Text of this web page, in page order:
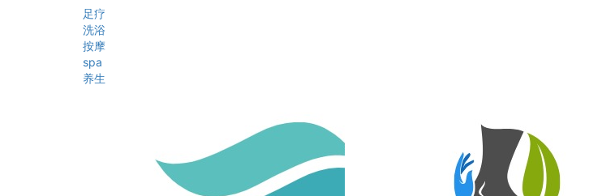
足疗
洗浴
按摩
spa
养生